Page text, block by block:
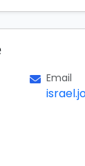
Email